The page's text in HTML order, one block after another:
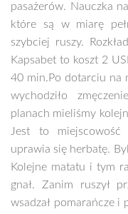
pasażerów. Nauczka
które są w miarę
szybciej ruszy.
Kapsabet to koszt 2
40 min.Po dotarciu na
wychodziło
planach mieliśmy
Jest to miejscowość
uprawia się herbatę.
Kolejne matatu i tym
gnał. Zanim ruszył
wsadzał pomarańcze i